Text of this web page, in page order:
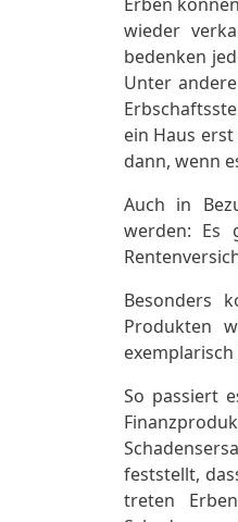
wieder
bedenken
Unter
ein Haus
dann, wenn
Auch in
werden: Es
Besonders
Produkten
So passiert
feststellt,
treten